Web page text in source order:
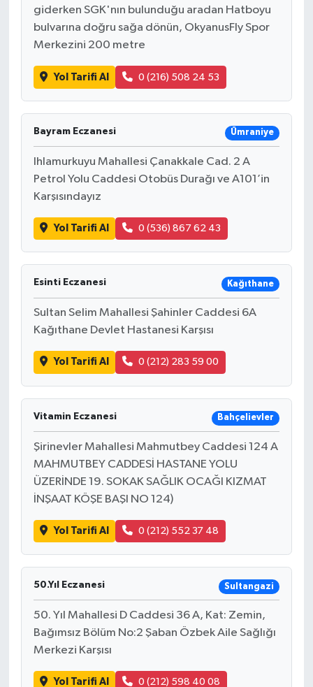
giderken SGK'nın bulunduğu aradan Hatboyu
bulvarına doğru sağa dönün, OkyanusFly Spor
Merkezini 200 metre
Yol Tarifi Al 0 (216) 508 24 53
Bayram Eczanesi Ümraniye
Ihlamurkuyu Mahallesi Çanakkale Cad. 2 A
Petrol Yolu Caddesi Otobüs Durağı ve A101’in
Karşısındayız
Yol Tarifi Al 0 (536) 867 62 43
Esinti Eczanesi Kağıthane
Sultan Selim Mahallesi Şahinler Caddesi 6A
Kağıthane Devlet Hastanesi Karşısı
Yol Tarifi Al 0 (212) 283 59 00
Vitamin Eczanesi Bahçelievler
Şirinevler Mahallesi Mahmutbey Caddesi 124 A
MAHMUTBEY CADDESİ HASTANE YOLU
ÜZERİNDE 19. SOKAK SAĞLIK OCAĞI KIZMAT
İNŞAAT KÖŞE BAŞI NO 124)
Yol Tarifi Al 0 (212) 552 37 48
50.Yıl Eczanesi Sultangazi
50. Yıl Mahallesi D Caddesi 36 A, Kat: Zemin,
Bağımsız Bölüm No:2 Şaban Özbek Aile Sağlığı
Merkezi Karşısı
Yol Tarifi Al 0 (212) 598 40 08